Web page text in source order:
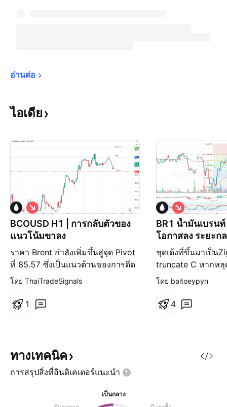
อ่านต่อ
ไอเดีย
BCOUSD H1 | การกลับตัวของ
แนวโน้มขาลง
ราคา Brent กำลังเพิ่มขึ้นสู่จุด Pivot
ที่ 85.57 ซึ่งเป็นแนวต้านของการดีด
ตัวกลับ หากเกิดการกลับตัวจากระดับ
แรกที่ 84.68 ซึ่งเป็นระดับแนวรับของ
แรกที่ 86.14 ซึ่งอยู่เหนือระดับแน
ล
ล
ง
โดย ThaiTradeSignals
1
BR1 น้ำมันเบรน
โอกาสลง ระยะก
ชุดเด้งที่ขึ้นมาเป็น
truncate C หากหลุ
คอนเฟิร์มการลง แ
(78.6% of ZZ) คา
ล
ล
ง
โดย baitoeypyn
4
ทางเทคนิค
การสรุปสิ่งที่อินดิเคเตอร์แนะนำ
เป็นกลาง